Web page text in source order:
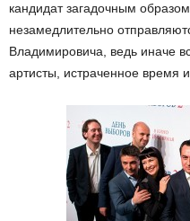
кандидат загадочным
незамедлительно
Владимировича, ведь иначе
артисты, истраченное время